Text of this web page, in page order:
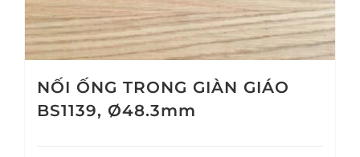
NỐI ỐNG TRONG GIÀN GIÁO
BS1139, Ø48.3mm